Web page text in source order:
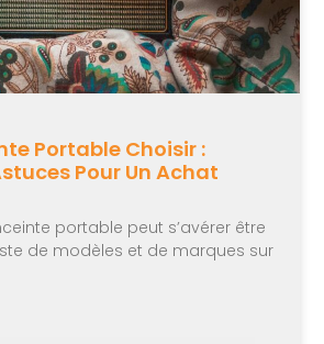
Portable Choisir :
Pour Un Achat
portable peut s’avérer être
de modèles et de marques sur